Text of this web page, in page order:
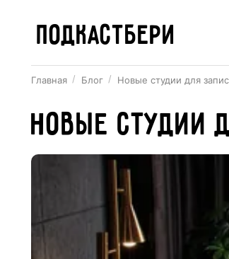
ПОДКАСТБЕРИ
Главная Блог Новые студии для
Новые студии